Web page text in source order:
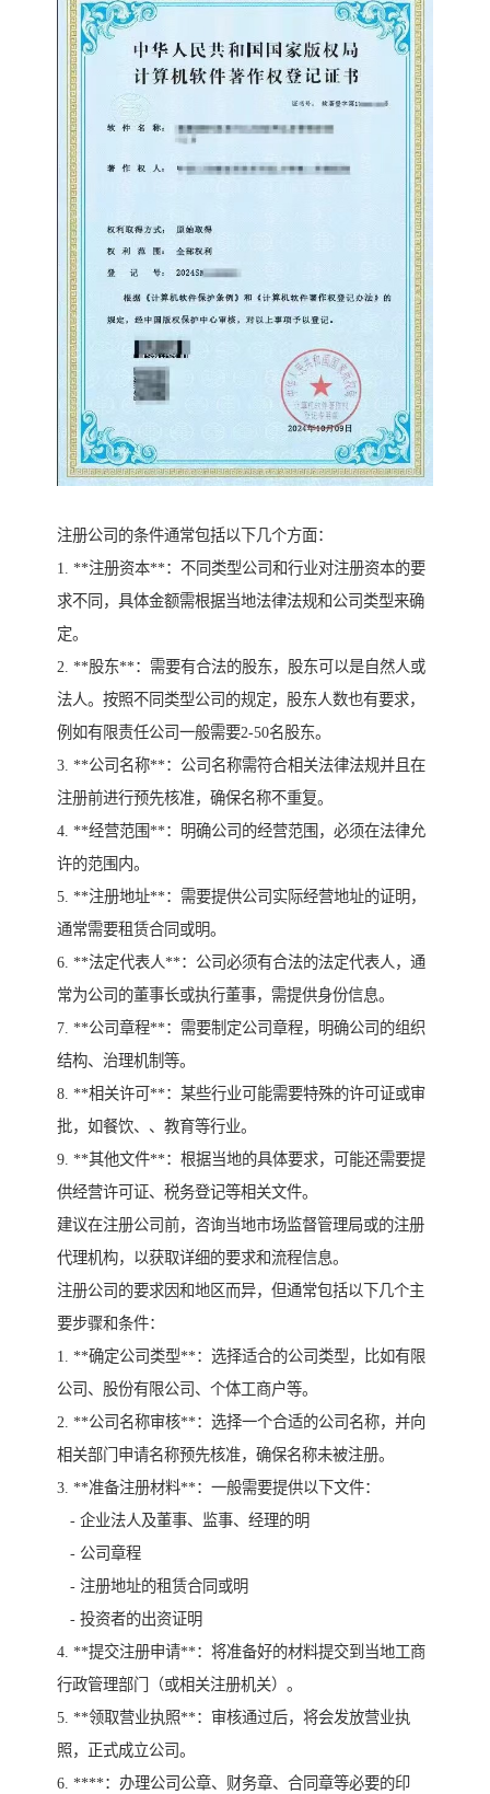
注册公司的条件通常包括以下几个方面：
1. **注册资本**：不同类型公司和行业对注册资本的要
求不同，具体金额需根据当地法律法规和公司类型来确
定。
2. **股东**：需要有合法的股东，股东可以是自然人或
法人。按照不同类型公司的规定，股东人数也有要求，
例如有限责任公司一般需要2-50名股东。
3. **公司名称**：公司名称需符合相关法律法规并且在
注册前进行预先核准，确保名称不重复。
4. **经营范围**：明确公司的经营范围，必须在法律允
许的范围内。
5. **注册地址**：需要提供公司实际经营地址的证明，
通常需要租赁合同或明。
6. **法定代表人**：公司必须有合法的法定代表人，通
常为公司的董事长或执行董事，需提供身份信息。
7. **公司章程**：需要制定公司章程，明确公司的组织
结构、治理机制等。
8. **相关许可**：某些行业可能需要特殊的许可证或审
批，如餐饮、、教育等行业。
9. **其他文件**：根据当地的具体要求，可能还需要提
供经营许可证、税务登记等相关文件。
建议在注册公司前，咨询当地市场监督管理局或的注册
代理机构，以获取详细的要求和流程信息。
注册公司的要求因和地区而异，但通常包括以下几个主
要步骤和条件：
1. **确定公司类型**：选择适合的公司类型，比如有限
公司、股份有限公司、个体工商户等。
2. **公司名称审核**：选择一个合适的公司名称，并向
相关部门申请名称预先核准，确保名称未被注册。
3. **准备注册材料**：一般需要提供以下文件：
- 企业法人及董事、监事、经理的明
- 公司章程
- 注册地址的租赁合同或明
- 投资者的出资证明
4. **提交注册申请**：将准备好的材料提交到当地工商
行政管理部门（或相关注册机关）。
5. **领取营业执照**：审核通过后，将会发放营业执
照，正式成立公司。
6. ****：办理公司公章、财务章、合同章等必要的印